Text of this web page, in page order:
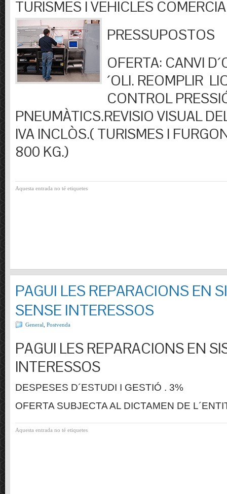
TURISMES I VEHICLES
PRESSUPOSTOS
OFERTA: CANVI
´OLI. REOMPLIR
CONTROL
PNEUMÀTICS.REVISIO VISUAL
IVA INCLÒS.( TURISMES I
800 KG.)
Aquesta entrada no té etiquetes
PAGUI LES REPARACIONS EN
SENSE INTERESSOS
General Postvenda
PAGUI LES REPARACIONS EN
INTERESSOS
DESPESES D´ESTUDI I GESTIÓ . 3%
OFERTA SUBJECTA AL DICTAMEN DE
Aquesta entrada no té etiquetes